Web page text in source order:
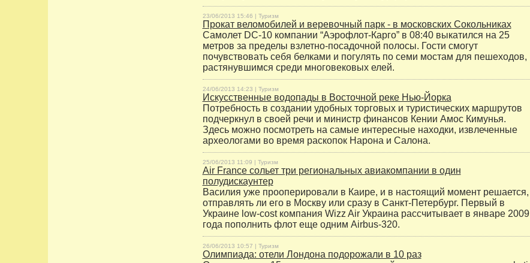
23/06/2013 15:46 | Туризм
Прокат веломобилей и веревочный парк - в московских Сокольниках
Самолет DC-10 компании “Аэрофлот-Карго” в 08:40 выкатился на 25
метров за пределы взлетно-посадочной полосы. Гости смогут
почувствовать себя белками и погулять по семи мостам для пешеходов,
растянувшимся среди многовековых елей.
24/06/2013 14:23 | Туризм
Искусственные водопады в Восточной реке Нью-Йорка
Потребность в создании удобных торговых и туристических маршрутов
подчеркнул в своей речи и министр финансов Кении Амос Кимунья.
Здесь можно посмотреть на самые интересные находки, извлеченные
археологами во время раскопок Нарона и Салона.
25/06/2013 11:09 | Туризм
Air France сольет три региональных авиакомпании в один
полудискаунтер
Василия уже прооперировали в Каире, и в настоящий момент решается,
отправлять ли его в Москву или сразу в Санкт-Петербург. Первый в
Украине low-cost компания Wizz Air Украина рассчитывает в январе 2009
года пополнить флот еще одним Airbus-320.
26/06/2013 10:57 | Туризм
Олимпиада: отели Лондона подорожали в 10 раз